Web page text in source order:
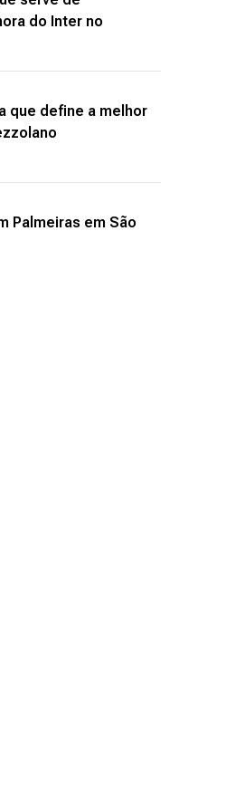
do Inter no
que define a melhor
Palmeiras em São